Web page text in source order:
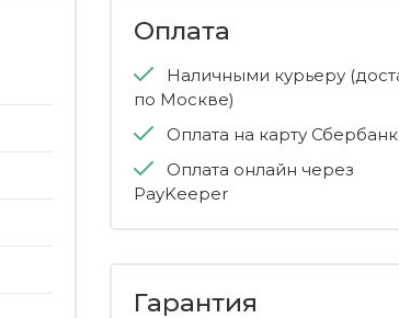
Оплата
Наличными курьеру
по Москве)
Оплата на карту
Оплата онлайн через
PayKeeper
Гарантия